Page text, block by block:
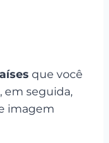
que você
, em seguida,
imagem